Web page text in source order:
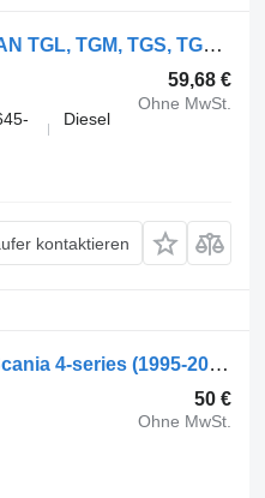
Saint-Gobain TGX 26.480 (01.07-) 81626450042 Seitenscheibe für MAN TGL, TGM, TGS, TGX (2005-2021) Sattelzugmaschine
59,68 €
Ohne MwSt.
Diesel
kontaktieren
Saint-Gobain 4-series 114 (01.95-12.04) 1306260 Seitenscheibe für Scania 4-series (1995-2006) LKW
50 €
Ohne MwSt.